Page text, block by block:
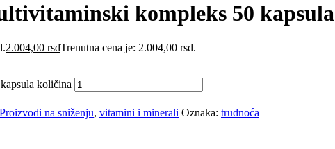
kompleks 50 kapsula
2.004,00 rsdTrenutna cena je: 2.004,00 rsd.
količina
Proizvodi na sniženju, vitamini i minerali Oznaka: trudnoća